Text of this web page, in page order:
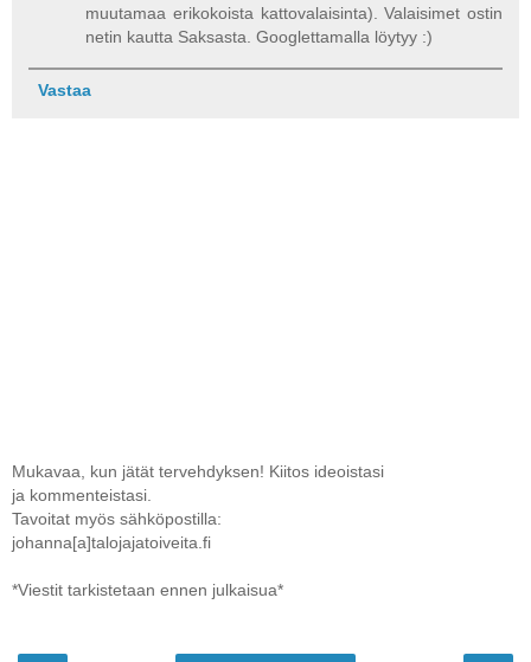
muutamaa erikokoista kattovalaisinta). Valaisimet ostin
netin kautta Saksasta. Googlettamalla löytyy :)
Vastaa
Mukavaa, kun jätät tervehdyksen! Kiitos ideoistasi
ja kommenteistasi.
Tavoitat myös sähköpostilla:
johanna[a]talojajatoiveita.fi
*Viestit tarkistetaan ennen julkaisua*